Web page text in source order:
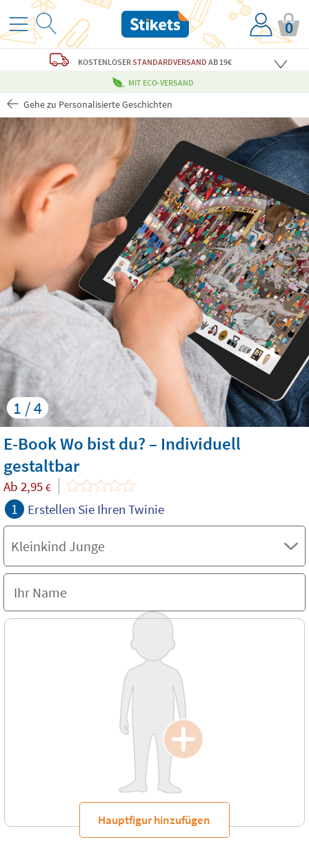
0
KOSTENLOSERSTANDARDVERSAND AB 19€
MIT ECO-VERSAND
Gehe zu Personalisierte Geschichten
1 / 4
E-Book Wo bist du? – Individuell
gestaltbar
Ab 2,95 €
1 Erstellen Sie Ihren Twinie
Hauptfigur hinzufügen